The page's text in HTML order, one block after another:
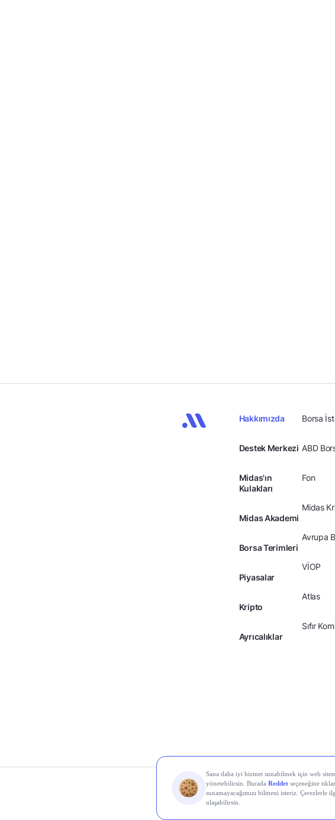
Hakkımızda
Destek Merkezi
Midas'ın
Kulakları
Midas Akademi
Borsa Terimleri
Piyasalar
Kripto
Ayrıcalıklar
Borsa
ABD
Fon
Midas
Avrupa
VİOP
Atlas
Sıfır
© 2026 Midas Finansal Teknolojiler A.Ş.